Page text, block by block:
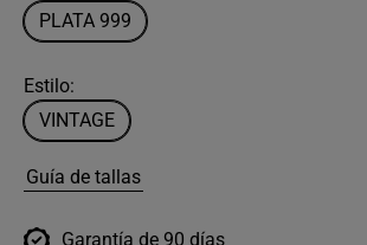
PLATA 999
Estilo:
VINTAGE
Guía de tallas
Garantía de 90 días